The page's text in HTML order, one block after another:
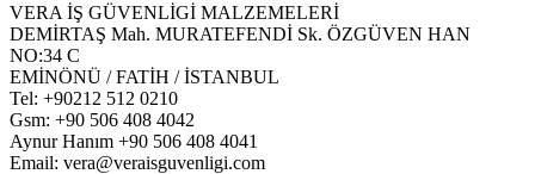
VERA İŞ GÜVENLİGİ MALZEMELERİ
DEMİRTAŞ Mah. MURATEFENDİ Sk. ÖZGÜVEN HAN
NO:34 C
EMİNÖNÜ / FATİH / İSTANBUL
Tel: +90212 512 0210
Gsm: +90 506 408 4042
Aynur Hanım +90 506 408 4041
Email: vera@veraisguvenligi.com